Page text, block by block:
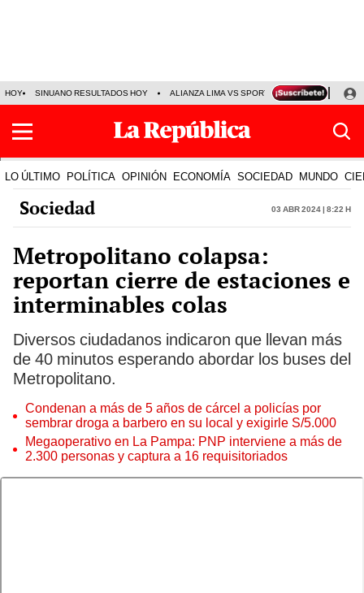
HOY SINUANO RESULTADOS HOY ALIANZA LIMA VS SPORT BOYS JORGE
LO ÚLTIMO POLÍTICA OPINIÓN ECONOMÍA SOCIEDAD MUNDO
Sociedad 03 Abr 2024 | 8:22 h
Metropolitano colapsa:
reportan cierre de estaciones e
interminables colas
Diversos ciudadanos indicaron que llevan más
de 40 minutos esperando abordar los buses del
Metropolitano.
Condenan a más de 5 años de cárcel a policías por
sembrar droga a barbero en su local y exigirle S/5.000
Megaoperativo en La Pampa: PNP interviene a más de
2.300 personas y captura a 16 requisitoriados